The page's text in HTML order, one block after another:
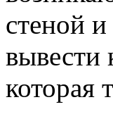
стеной
вывести
которая